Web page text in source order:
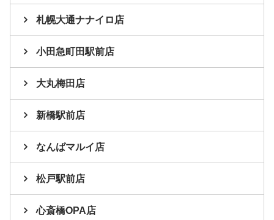
札幌大通ナナイロ店
小田急町田駅前店
大丸梅田店
新橋駅前店
なんばマルイ店
松戸駅前店
心斎橋OPA店